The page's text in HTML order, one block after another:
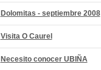
Dolomitas - septiembre 2008
Visita O Caurel
Necesito conocer UBIÑA